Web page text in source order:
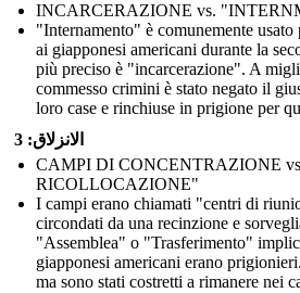
INCARCERAZIONE vs.
"Internamento" è comunemente
ai giapponesi americani durante la
più preciso è "incarcerazione". A
commesso crimini è stato negato il
loro case e rinchiuse in prigione per
الانزلاق: 3
CAMPI DI CONCENTRAZIONE
RICOLLOCAZIONE"
I campi erano chiamati "centri di
circondati da una recinzione e
"Assemblea" o "Trasferimento"
giapponesi americani erano
ma sono stati costretti a rimanere nei